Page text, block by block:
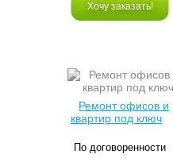
Хочу заказать!
Ремонт офисов и
квартир под ключ
По договоренности